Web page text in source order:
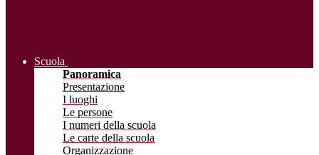
Scuola
Panoramica
Presentazione
I luoghi
Le persone
I numeri della scuola
Le carte della scuola
Organizzazione